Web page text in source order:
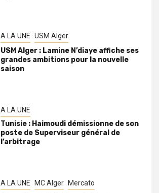
A LA UNE USM Alger
USM Alger : Lamine N’diaye affiche ses
grandes ambitions pour la nouvelle
saison
A LA UNE
Tunisie : Haimoudi démissionne de son
poste de Superviseur général de
l’arbitrage
A LA UNE MC Alger Mercato